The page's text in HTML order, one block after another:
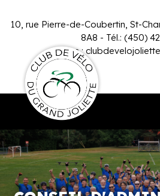
10, rue Pierre-de-Coubertin, St-
8A8 - Tél.: (450)
Infos :